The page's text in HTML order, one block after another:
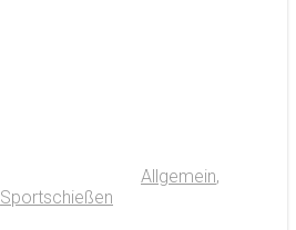
Allgemein,
Sportschießen